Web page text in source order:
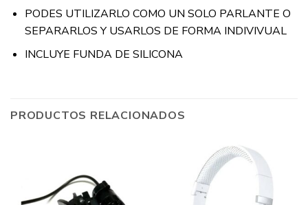
PODES UTILIZARLO COMO UN SOLO PARLANTE O
SEPARARLOS Y USARLOS DE FORMA INDIVIVUAL
INCLUYE FUNDA DE SILICONA
PRODUCTOS RELACIONADOS